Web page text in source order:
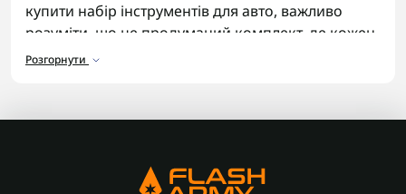
купити набір інструментів для авто, важливо
розуміти, що це продуманий комплект, де кожен
інструмент має окреме призначення.
Набір інструментів для авто містить все
місця поломки. Такий набір включає базові
ключі, головки, тріскачки та інший ручний
Розгорнути